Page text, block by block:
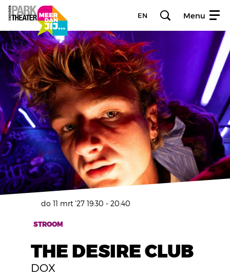
EN Menu
THE DESIRE CLUB
DOX
STROOM
do 11 mrt ’27 19:30 - 20:40